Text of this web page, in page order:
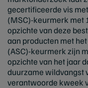
gecertificeerde vis
(MSC)-keurmerk met
opzichte van deze
aan producten met
(ASC)-keurmerk zijn
opzichte van het jaar
duurzame wildvangst
verantwoorde kweek